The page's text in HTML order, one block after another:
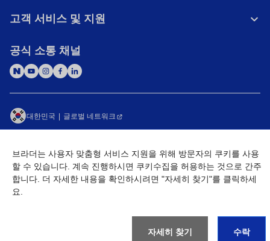
브라더는 사용자 맞춤형 서비스 지원을 위해 방문자의 쿠키를 사용
할 수 있습니다. 계속 진행하시면 쿠키수집을 허용하는 것으로 간주
합니다. 더 자세한 내용을 확인하시려면 "자세히 찾기"를 클릭하세
요.
자세히 찾기 수락
고객 서비스 및 지원
공식 소통 채널
대한민국 글로벌 네트워크
개인정보취급방침 (Brother Industries, Ltd.)
Go to Global Site
©2026 BROTHER INTERNATIONAL KOREA CO., LTD. All Rights